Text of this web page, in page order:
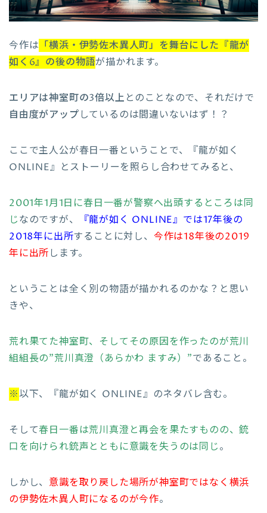
今作は 「横浜・伊勢佐木異人町」を舞台にした『龍が
如く6』の後の物語が描かれます。
エリアは神室町の3倍以上 とのことなので、それだけで
自由度がアップ しているのは間違いないはず！？
ここで主人公が春日一番ということで、『龍が如く
ONLINE』とストーリーを照らし合わせてみると、
2001年1月1日に春日一番が警察へ出頭するところは同
じなのですが、
『龍が如く ONLINE』では17年後の
2018年に出所することに対し、 今作は18年後の2019
年に出所 します。
ということは全く別の物語が描かれるのかな？と思い
きや、
荒れ果てた神室町、そしてその原因を作ったのが荒川
組組長の”荒川真澄（あらかわ ますみ）”であること。
※以下、『龍が如く ONLINE』のネタバレ含む。
そして春日一番は荒川真澄と再会を果たすものの、銃
口を向けられ銃声とともに意識を失うのは同じ。
しかし、 意識を取り戻した場所が神室町ではなく横浜
の伊勢佐木異人町になるのが今作。